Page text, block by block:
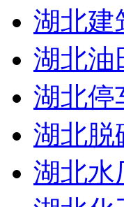
湖北建
湖北油
湖北停
湖北脱
湖北水